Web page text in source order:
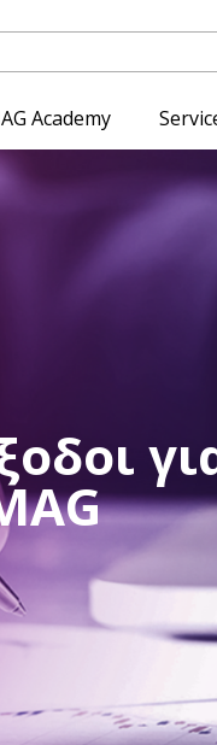
Academy